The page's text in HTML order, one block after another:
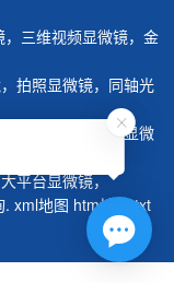
， 三维视频显微镜， 金
， 拍照显微镜， 同轴光
体视显微
大平台显微镜，
. xml地图 htm地图 txt